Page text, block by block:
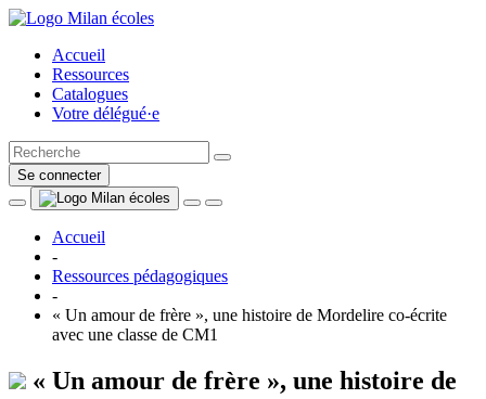
Accueil
Ressources
Catalogues
Votre délégué·e
Se connecter
Accueil
-
Ressources pédagogiques
-
« Un amour de frère », une histoire de Mordelire co-écrite
avec une classe de CM1
« Un amour de frère », une histoire de